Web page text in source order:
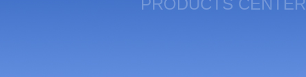
PRODUCTS CENTER